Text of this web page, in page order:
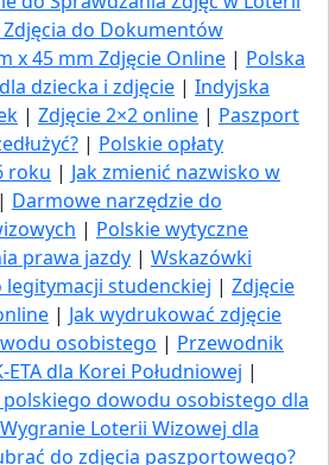
do Dokumentów
x 45 mm Zdjęcie Online | Polska
dziecka i zdjęcie | Indyjska
| Zdjęcie 2×2 online | Paszport
| Polskie opłaty
roku | Jak zmienić nazwisko w
| Darmowe narzędzie do
| Polskie wytyczne
prawa jazdy | Wskazówki
legitymacji studenckiej | Zdjęcie
| Jak wydrukować zdjęcie
osobistego | Przewodnik
dla Korei Południowej |
dowodu osobistego dla
Loterii Wizowej dla
do zdjęcia paszportowego?